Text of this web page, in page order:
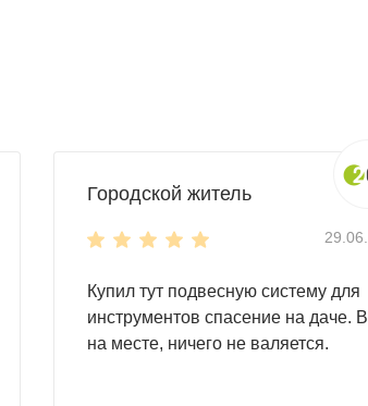
Городской житель
Купил тут подвесную систему для
инструментов спасение на даче.
на месте, ничего не валяется.